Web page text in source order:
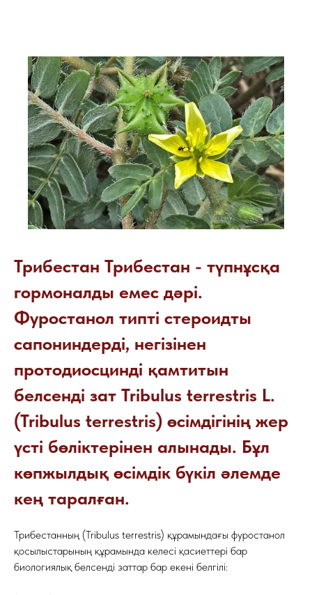
Трибестан Трибестан - түпнұсқа
гормоналды емес дәрі.
Фуростанол типті стероидты
сапониндерді, негізінен
протодиосцинді қамтитын
белсенді зат Tribulus terrestris L.
(Tribulus terrestris) өсімдігінің жер
үсті бөліктерінен алынады. Бұл
көпжылдық өсімдік бүкіл әлемде
кең таралған.
Трибестанның (Tribulus terrestris) құрамындағы фуростанол
қосылыстарының құрамында келесі қасиеттері бар
биологиялық белсенді заттар бар екені белгілі: